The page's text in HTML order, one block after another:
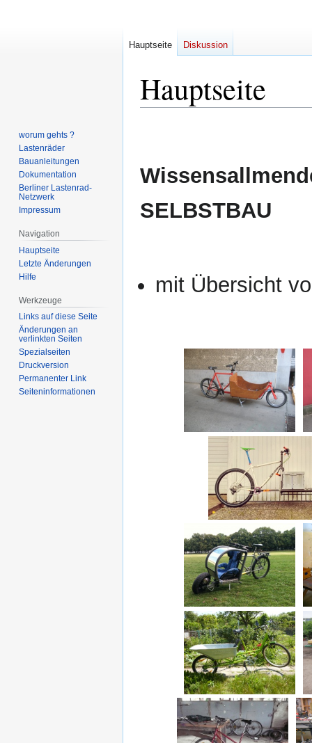
Hauptseite
SELBSTBAU
mit Übersicht
Long André
Hendrik´s
Sports Utility Bike aka
THESUB
Schubkarren-Fahrrad
Hauptseite Diskussion
worum gehts ?
Lastenräder
Bauanleitungen
Dokumentation
Berliner Lastenrad-
Netzwerk
Impressum
Navigation
Hauptseite
Letzte Änderungen
Hilfe
Werkzeuge
Links auf diese Seite
Änderungen an
verlinkten Seiten
Spezialseiten
Druckversion
Permanenter Link
Seiten­informationen